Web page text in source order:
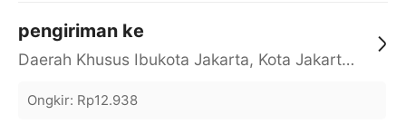
pengiriman ke
Daerah Khusus Ibukota Jakarta, Kota Jakarta Barat, Cengkareng, yy
Ongkir: Rp12.938